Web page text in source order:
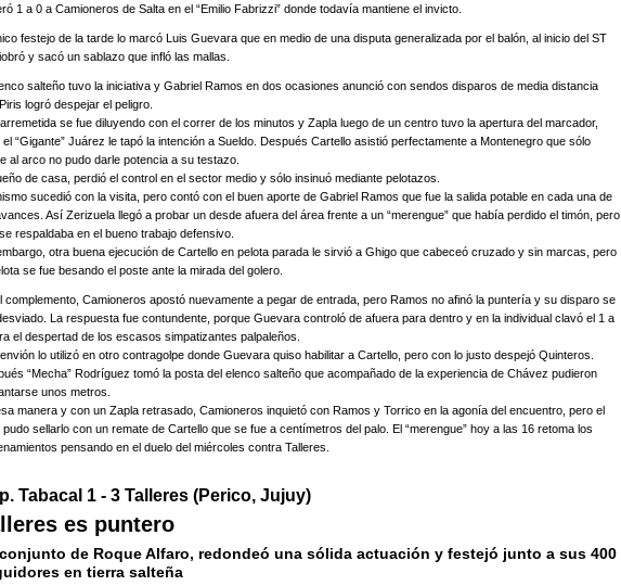
1 a 0 a Camioneros de Salta en el “Emilio Fabrizzi” donde todavía mantiene el invicto.
festejo de la tarde lo marcó Luis Guevara que en medio de una disputa generalizada por el balón, al inicio del ST
y sacó un sablazo que infló las mallas.
salteño tuvo la iniciativa y Gabriel Ramos en dos ocasiones anunció con sendos disparos de media distancia
logró despejar el peligro.
se fue diluyendo con el correr de los minutos y Zapla luego de un centro tuvo la apertura del marcador,
el “Gigante” Juárez le tapó la intención a Sueldo. Después Cartello asistió perfectamente a Montenegro que sólo
al arco no pudo darle potencia a su testazo.
de casa, perdió el control en el sector medio y sólo insinuó mediante pelotazos.
sucedió con la visita, pero contó con el buen aporte de Gabriel Ramos que fue la salida potable en cada una de
Así Zerizuela llegó a probar un desde afuera del área frente a un “merengue” que había perdido el timón, pero
respaldaba en el bueno trabajo defensivo.
otra buena ejecución de Cartello en pelota parada le sirvió a Ghigo que cabeceó cruzado y sin marcas, pero
se fue besando el poste ante la mirada del golero.
complemento, Camioneros apostó nuevamente a pegar de entrada, pero Ramos no afinó la puntería y su disparo se
La respuesta fue contundente, porque Guevara controló de afuera para dentro y en la individual clavó el 1 a
el despertad de los escasos simpatizantes palpaleños.
lo utilizó en otro contragolpe donde Guevara quiso habilitar a Cartello, pero con lo justo despejó Quinteros.
“Mecha” Rodríguez tomó la posta del elenco salteño que acompañado de la experiencia de Chávez pudieron
unos metros.
manera y con un Zapla retrasado, Camioneros inquietó con Ramos y Torrico en la agonía del encuentro, pero el
pudo sellarlo con un remate de Cartello que se fue a centímetros del palo. El “merengue” hoy a las 16 retoma los
pensando en el duelo del miércoles contra Talleres.
Tabacal 1 - 3 Talleres (Perico, Jujuy)
es puntero
de Roque Alfaro, redondeó una sólida actuación y festejó junto a sus 400
en tierra salteña